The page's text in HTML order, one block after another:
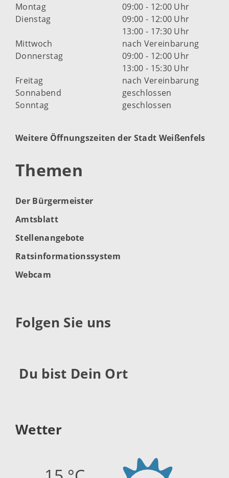
Montag
09:00 - 12:00 Uhr
Dienstag
09:00 - 12:00 Uhr
13:00 - 17:30 Uhr
Mittwoch
nach Vereinbarung
Donnerstag
09:00 - 12:00 Uhr
13:00 - 15:30 Uhr
Freitag
nach Vereinbarung
Sonnabend
geschlossen
Sonntag
geschlossen
Weitere Öffnungszeiten der Stadt Weißenfels
Themen
Der Bürgermeister
Amtsblatt
Stellenangebote
Ratsinformationssystem
Webcam
Folgen Sie uns
Du bist Dein Ort
Wetter